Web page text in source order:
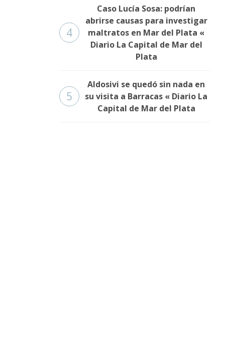
4
Caso Lucía Sosa: podrían
abrirse causas para investigar
maltratos en Mar del Plata «
Diario La Capital de Mar del
Plata
5
Aldosivi se quedó sin nada en
su visita a Barracas « Diario La
Capital de Mar del Plata